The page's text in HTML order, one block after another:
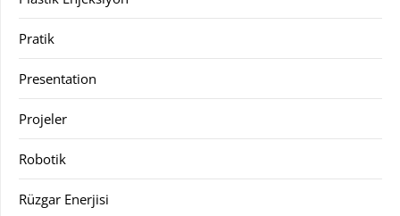
Pratik
Presentation
Projeler
Robotik
Rüzgar Enerjisi